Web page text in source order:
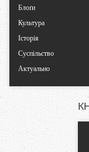
Блоґи
Культура
Історія
Суспільство
Актуально